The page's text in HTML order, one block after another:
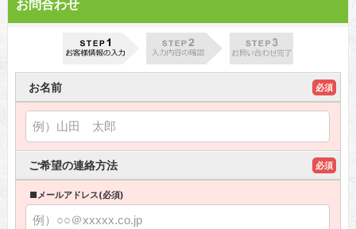
お問合わせ
お名前 必須
ご希望の連絡方法 必須
■メールアドレス(必須)